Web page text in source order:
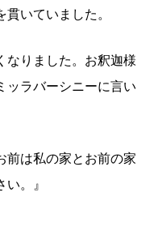
いていました。
りました。お釈迦様
ッラバーシニーに言い
前は私の家とお前の家
。』